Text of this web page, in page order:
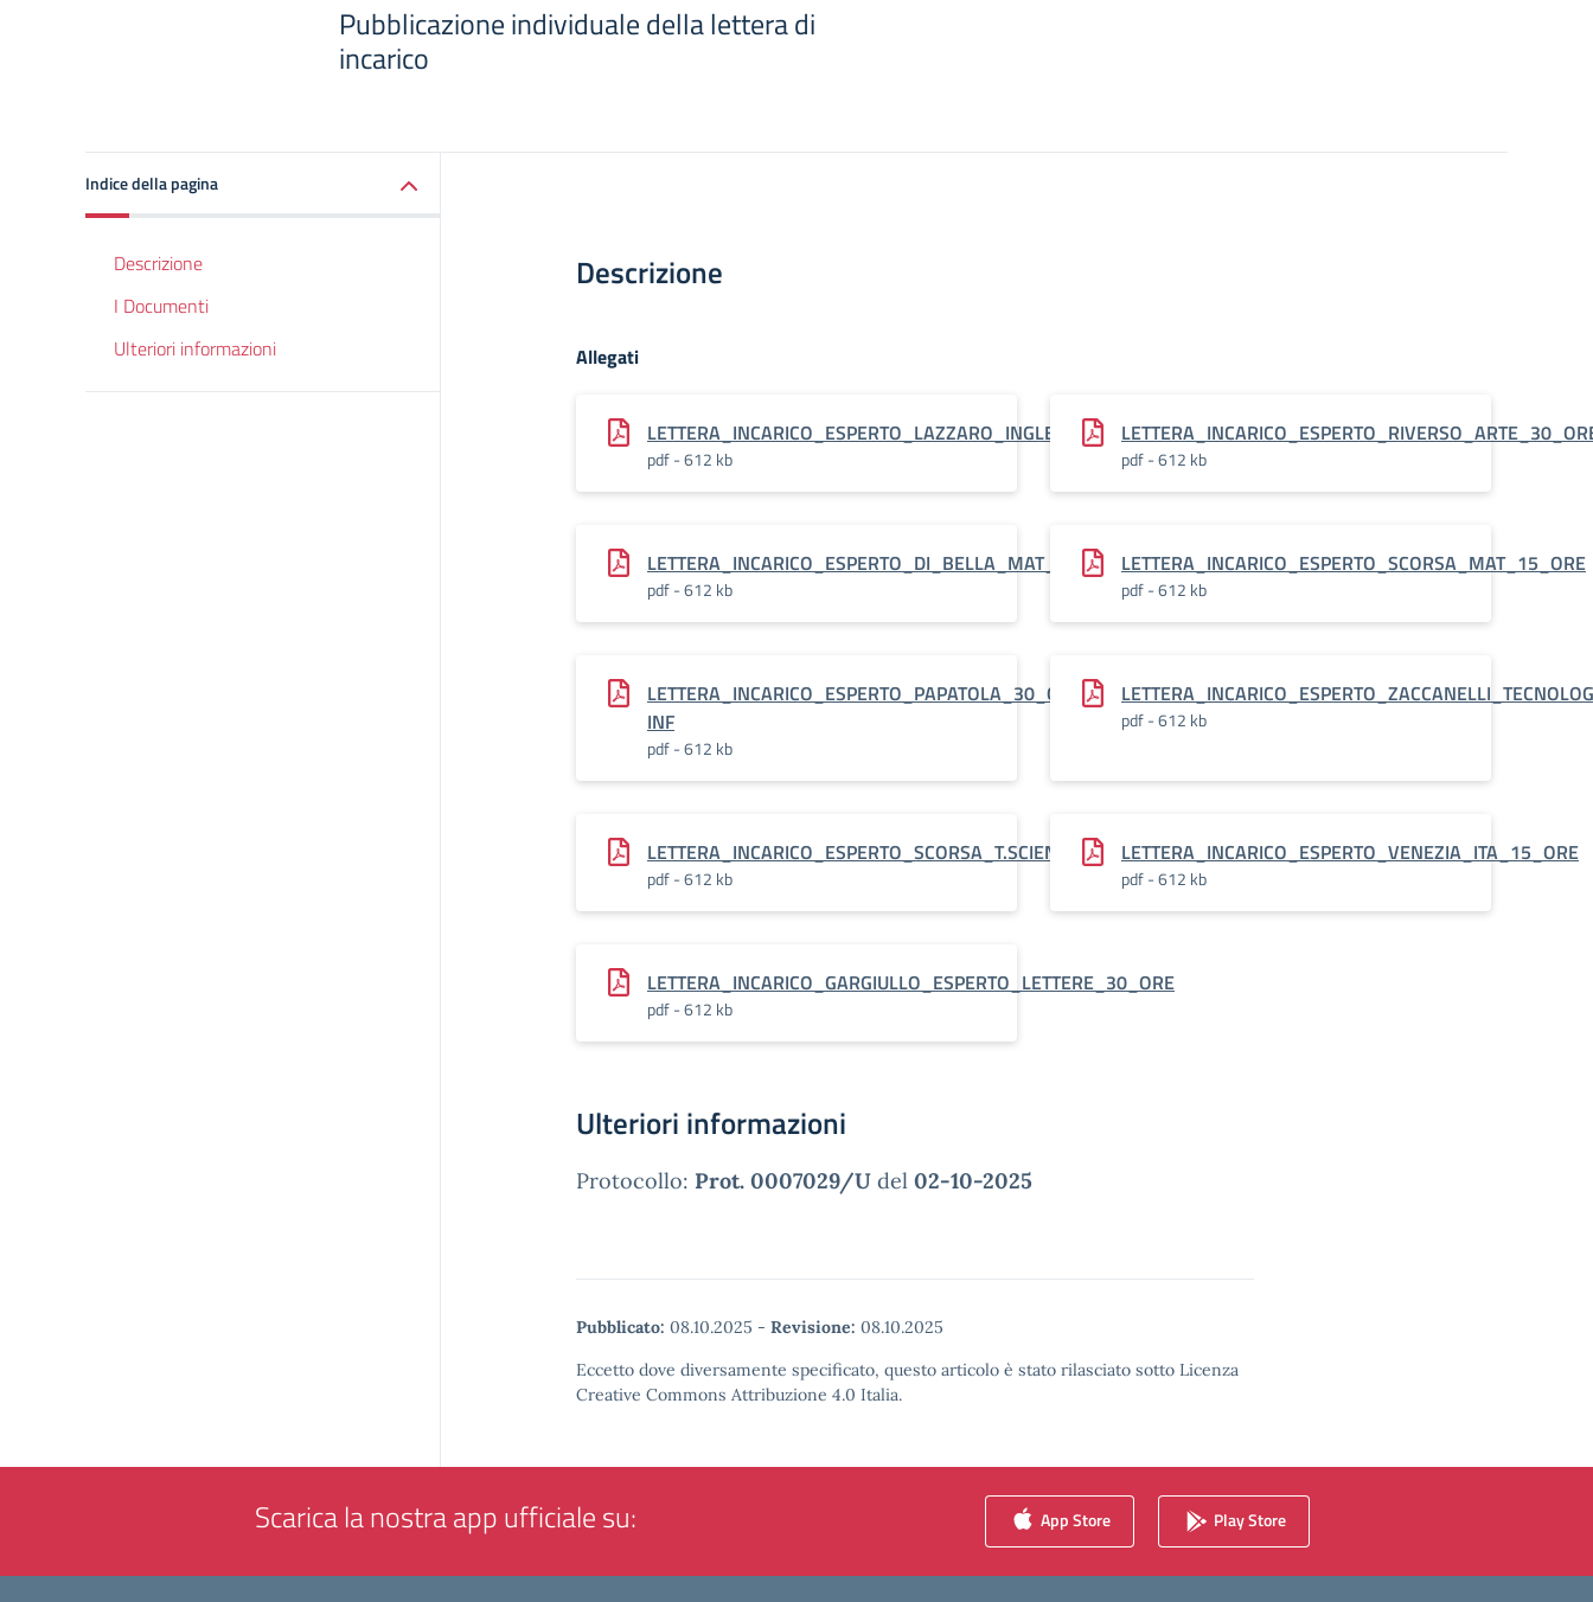
Pubblicazione individuale della lettera di
incarico
Indice della pagina
Descrizione
I Documenti
Ulteriori informazioni
Descrizione
Allegati
LETTERA_INCARICO_ESPERTO_LAZZARO_INGLESE_15_ORE_
pdf - 612 kb pdf - 612 kb
LETTERA_INCARICO_ESPERTO_DI_BELLA_MAT_15_ORE
pdf - 612 kb
LETTERA_INCARICO_ESPERTO_SCORSA_MAT_15_ORE
pdf - 612 kb
LETTERA_INCARICO_ESPERTO_PAPATOLA_30_ORE_MAT-
INF
pdf - 612 kb
pdf - 612 kb
LETTERA_INCARICO_ESPERTO_SCORSA_T.SCIENZE_15_ORE
pdf - 612 kb
LETTERA_INCARICO_ESPERTO_VENEZIA_ITA_15_ORE
pdf - 612 kb
LETTERA_INCARICO_GARGIULLO_ESPERTO_LETTERE_30_ORE
pdf - 612 kb
Ulteriori informazioni
Protocollo: Prot. 0007029/U del 02-10-2025
Pubblicato: 08.10.2025 - Revisione: 08.10.2025
Eccetto dove diversamente specificato, questo articolo è stato rilasciato sotto Licenza
Creative Commons Attribuzione 4.0 Italia.
Scarica la nostra app ufficiale su: App Store Play Store